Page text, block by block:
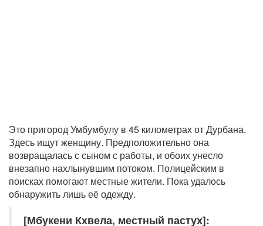
Это пригород Умбумбулу в 45 километрах от Дурбана.
Здесь ищут женщину. Предположительно она
возвращалась с сыном с работы, и обоих унесло
внезапно нахлынувшим потоком. Полицейским в
поисках помогают местные жители. Пока удалось
обнаружить лишь её одежду.
[Мбукени Кхвела, местный пастух]: